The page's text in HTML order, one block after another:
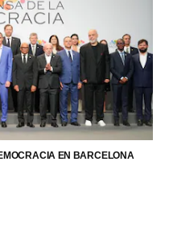
EN BARCELONA